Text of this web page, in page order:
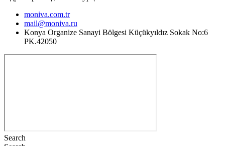
moniva.com.tr
mail@moniva.ru
Konya Organize Sanayi Bölgesi Küçükyıldız Sokak No:6
PK.42050
Search